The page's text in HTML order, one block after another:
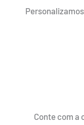
Conte com a